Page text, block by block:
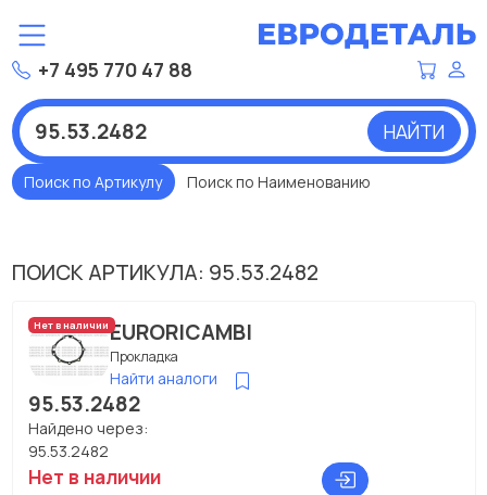
+7 495 770 47 88
НАЙТИ
Поиск по Артикулу Поиск по Наименованию
ПОИСК АРТИКУЛА: 95.53.2482
Нет в наличииEURORICAMBI
Прокладка
Найти аналоги
95.53.2482
Найдено через:
95.53.2482
Нет в наличии